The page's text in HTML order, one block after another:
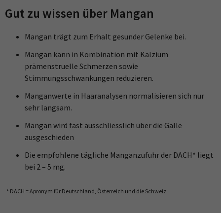
Gut zu wissen über Mangan
Mangan trägt zum Erhalt gesunder Gelenke bei.
Mangan kann in Kombination mit Kalzium
prämenstruelle Schmerzen sowie
Stimmungsschwankungen reduzieren.
Manganwerte in Haaranalysen normalisieren sich nur
sehr langsam.
Mangan wird fast ausschliesslich über die Galle
ausgeschieden
Die empfohlene tägliche Manganzufuhr der DACH* liegt
bei 2 – 5 mg.
* DACH =Apronym für Deutschland, Österreich und die Schweiz